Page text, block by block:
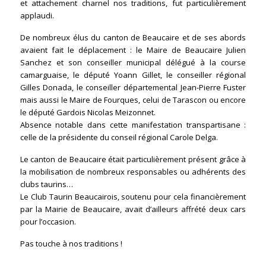
et attachement charnel nos traditions, fut particulièrement
applaudi.
De nombreux élus du canton de Beaucaire et de ses abords
avaient fait le déplacement : le Maire de Beaucaire Julien
Sanchez et son conseiller municipal délégué à la course
camarguaise, le député Yoann Gillet, le conseiller régional
Gilles Donada, le conseiller départemental Jean-Pierre Fuster
mais aussi le Maire de Fourques, celui de Tarascon ou encore
le député Gardois Nicolas Meizonnet.
Absence notable dans cette manifestation transpartisane :
celle de la présidente du conseil régional Carole Delga.
Le canton de Beaucaire était particulièrement présent grâce à
la mobilisation de nombreux responsables ou adhérents des
clubs taurins…
Le Club Taurin Beaucairois, soutenu pour cela financièrement
par la Mairie de Beaucaire, avait d’ailleurs affrété deux cars
pour l’occasion.
Pas touche à nos traditions !